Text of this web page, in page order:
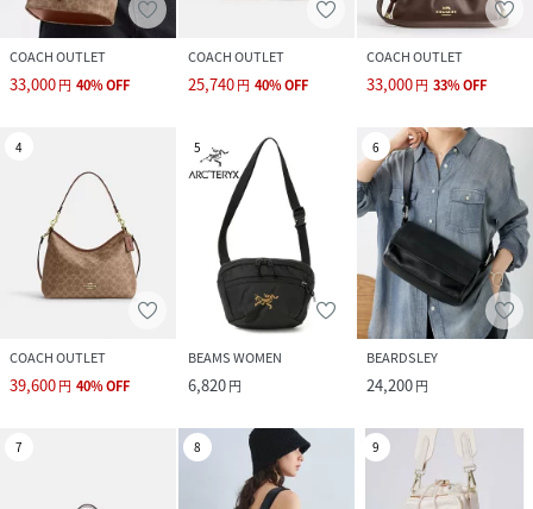
COACH OUTLET
33,000円 40%OFF
COACH OUTLET
25,740円 40%OFF
COACH OUTLET
33,000円 33%OFF
4
COACH OUTLET
39,600円 40%OFF
5
BEAMS WOMEN
6,820円
6
BEARDSLEY
24,200円
7 8 9